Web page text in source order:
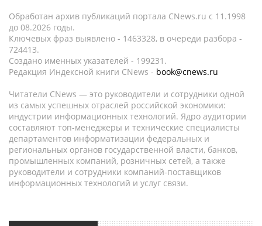
Обработан архив публикаций портала CNews.ru c 11.1998
до 08.2026 годы.
Ключевых фраз выявлено - 1463328, в очереди разбора -
724413.
Создано именных указателей - 199231.
Редакция Индексной книги CNews - book@cnews.ru
Читатели CNews — это руководители и сотрудники одной
из самых успешных отраслей российской экономики:
индустрии информационных технологий. Ядро аудитории
составляют топ-менеджеры и технические специалисты
департаментов информатизации федеральных и
региональных органов государственной власти, банков,
промышленных компаний, розничных сетей, а также
руководители и сотрудники компаний-поставщиков
информационных технологий и услуг связи.